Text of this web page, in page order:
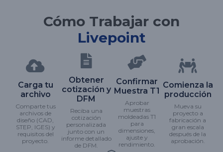
Cómo Trabajar con
Livepoint
Carga tu
archivo
Comparte tus
archivos de
diseño (CAD,
STEP, IGES) y
requisitos del
proyecto.
Obtener
cotización y
DFM
Reciba una
cotización
personalizada
junto con un
informe detallado
de DFM.
Confirmar
Muestra T1
Aprobar
muestras
moldeadas T1
para
dimensiones,
ajuste y
rendimiento.
Comienza la
producción
Mueva su
proyecto a
fabricación a
gran escala
después de la
aprobación.